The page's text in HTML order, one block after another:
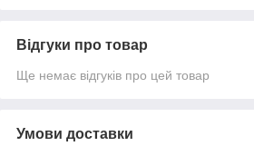
Відгуки про товар
Ще немає відгуків про цей товар
Умови доставки